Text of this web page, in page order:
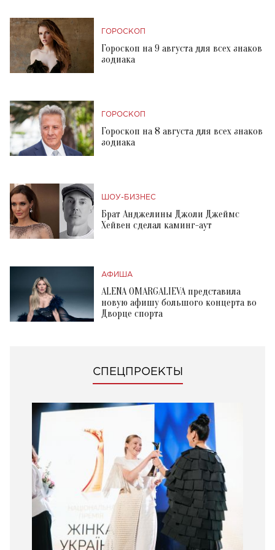
ГОРОСКОП
Гороскоп на 9 августа для всех знаков
зодиака
ГОРОСКОП
Гороскоп на 8 августа для всех знаков
зодиака
ШОУ-БИЗНЕС
Брат Анджелины Джоли Джеймс
Хейвен сделал каминг-аут
АФИША
ALENA OMARGALIEVA представила
новую афишу большого концерта во
Дворце спорта
СПЕЦПРОЕКТЫ